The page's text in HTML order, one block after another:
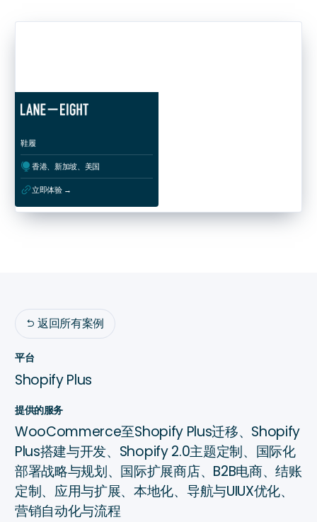
鞋履
ﱰ香港、新加坡、美国
ﳀ立即体验 →
 返回所有案例
平台
Shopify Plus
提供的服务
WooCommerce至Shopify Plus迁移、Shopify
Plus搭建与开发、Shopify 2.0主题定制、国际化
部署战略与规划、国际扩展商店、B2B电商、结账
定制、应用与扩展、本地化、导航与UIUX优化、
营销自动化与流程